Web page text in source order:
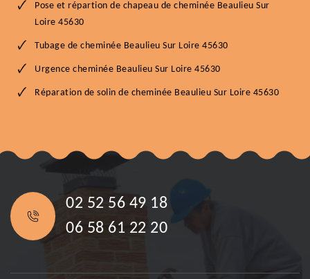
Pose et répartion de chapeau de cheminée Beaulieu Sur
Loire 45630
Tubage de cheminée Beaulieu Sur Loire 45630
Urgence cheminée Beaulieu Sur Loire 45630
Réparation de solin de cheminée Beaulieu Sur Loire 45630
02 52 56 49 18
06 58 61 22 20